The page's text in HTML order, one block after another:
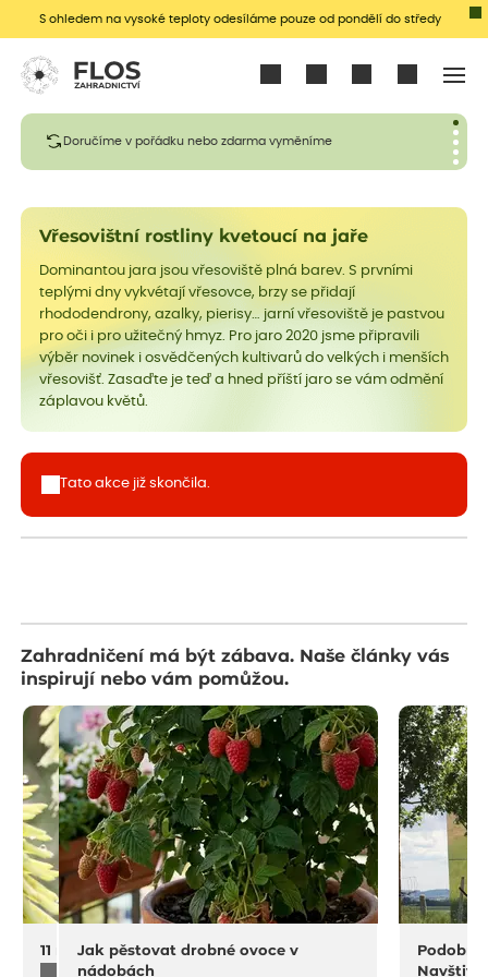
S ohledem na vysoké teploty odesíláme pouze od pondělí do středy
Doručíme v pořádku nebo zdarma vyměníme
Vřesovištní rostliny kvetoucí na jaře
Dominantou jara jsou vřesoviště plná barev. S prvními
teplými dny vykvétají vřesovce, brzy se přidají
rhododendrony, azalky, pierisy… jarní vřesoviště je pastvou
pro oči i pro užitečný hmyz. Pro jaro 2020 jsme připravili
výběr novinek i osvědčených kultivarů do velkých i menších
vřesovišť. Zasaďte je teď a hned příští jaro se vám odmění
záplavou květů.
Tato akce již skončila.
Zahradničení má být zábava. Naše články vás
inspirují nebo vám pomůžou.
11 na rostliny do sucha a horka
4.8.2026
10 minut čtení
Jak pěstovat drobné ovoce v
nádobách